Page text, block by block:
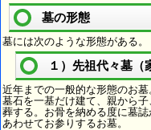
墓の形態
墓には次のような形態がある。
１）先祖代々墓（
近年までの一般的な形態のお
墓石を一基だけ建て、親から
葬する。お骨を納める度に墓
あわせてお参りするお墓。